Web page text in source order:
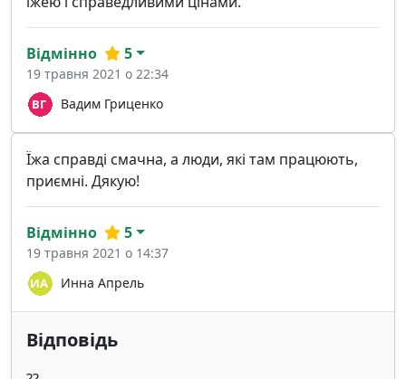
Вадим Гриценко
Відмінно 5
19 травня 2021 о 22:34
Їжа справді смачна, а люди, які там працюють,
приємні. Дякую!
Инна Апрель
Відмінно 5
19 травня 2021 о 14:37
Відповідь